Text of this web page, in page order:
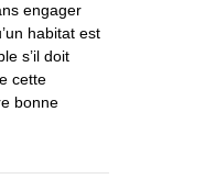
engager
habitat est
s’il doit
cette
bonne